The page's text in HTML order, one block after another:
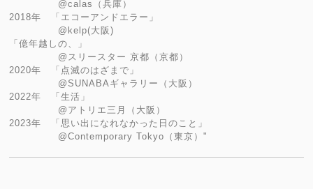
@calas（兵庫）
2018年 「エコーアンドエラー」
@kelp(大阪)
「億年越しの、」
@スリースター 京都（京都）
2020年 「点滅のはざまで」
@SUNABAギャラリー（大阪）
2022年 「生活」
@アトリエ三月（大阪）
2023年 「思い出になれなかった日のこと」
@Contemporary Tokyo（東京）"